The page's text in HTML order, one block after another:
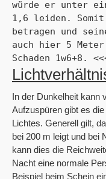
würde er unter
1,6 leiden.
betragen und
auch hier 5
Schaden 1w6+8.
In der Dunkelheit kann
Aufzuspüren gibt es
Lichtes. Generell gilt,
bei 200 m leigt und bei
kann dies die
Nacht eine normale
Beispiel beim Schein